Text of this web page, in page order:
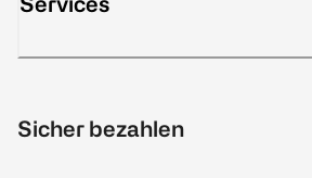
Sicher bezahlen